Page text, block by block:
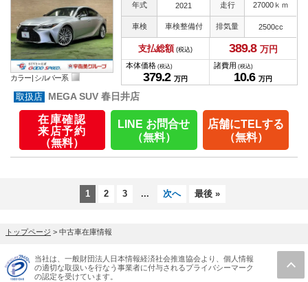
カラー | シルバー系
年式 2021 走行 27000ｋｍ
車検 車検整備付 排気量 2500cc
支払総額 (税込) 389.8 万円
本体価格 (税込)
379.2 万円
諸費用 (税込)
10.6 万円
MEGA SUV 春日井店
在庫確認
来店予約
（無料）
LINE お問合せ
（無料）
店舗にTELする
（無料）
1 2 3 ... 次へ 最後 »
トップページ > 中古車在庫情報
当社は、一般財団法人日本情報経済社会推進協会より、個人情報
の適切な取扱いを行なう事業者に付与されるプライバシーマーク
の認定を受けています。